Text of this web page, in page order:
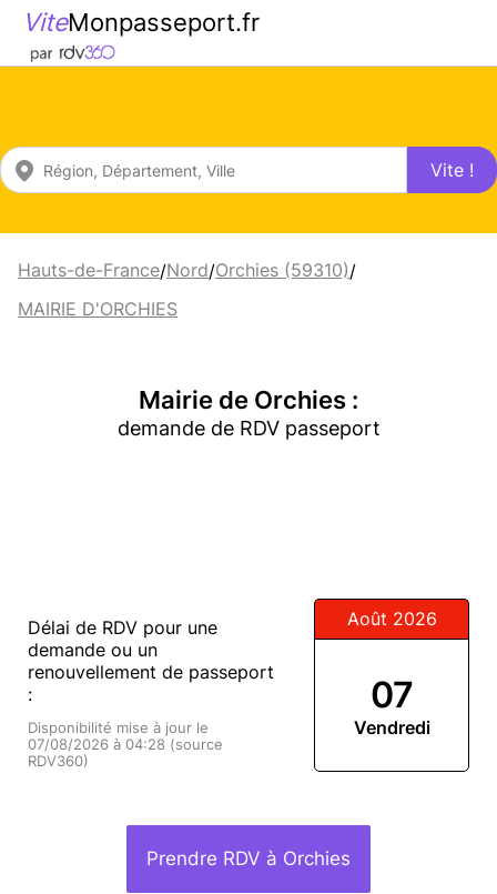
ViteMonpasseport.fr
Vite !
Hauts-de-France/Nord/Orchies (59310)/
MAIRIE D'ORCHIES
Mairie de Orchies :
demande de RDV passeport
Délai de RDV pour une
demande ou un
renouvellement de passeport
:
Disponibilité mise à jour le
07/08/2026 à 04:28 (source
RDV360)
Août 2026
07
Vendredi
Prendre RDV à Orchies